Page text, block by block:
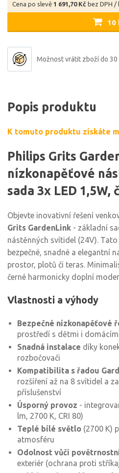
Cena po slevě 1 691,70 Kč bez DPH /
10
Možnost vrátit zboží do 30
Popis produktu
K tomuto produktu získáte
Philips Grits
nízkonapěťové
sada 3x LED 1,5W,
Objevte inovativní řešení
Grits GardenLink - základní
nástěnných svítidel (24V).
bezpečné, snadné a elegantní
prostor, plotů či teras.
černé harmonicky doplní
Vlastnosti a výhody
Bezpečné nízkonapěťové
prostředí s dětmi i
Snadná instalace díky
rozbočovači
Kompatibilita s řadou
rozšíření až na 8 svítidel a
příslušenství
Úsporný provoz -
lm, 2700 K, CRI 80)
Teplé bílé světlo (2700 K)
atmosféru
Odolnost vůči
exteriér (ochrana proti